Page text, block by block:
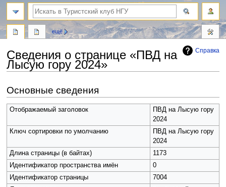
Справка
Сведения о странице «ПВД на
Лысую гору 2024»
к
навигации
к
поиску
Основные сведения
Отображаемый заголовок
ПВД на Лысую гору
2024
Ключ сортировки по умолчанию
ПВД на Лысую гору
2024
Длина страницы (в байтах)
1173
Идентификатор пространства имён
0
Идентификатор страницы
7004
ещё
поиск